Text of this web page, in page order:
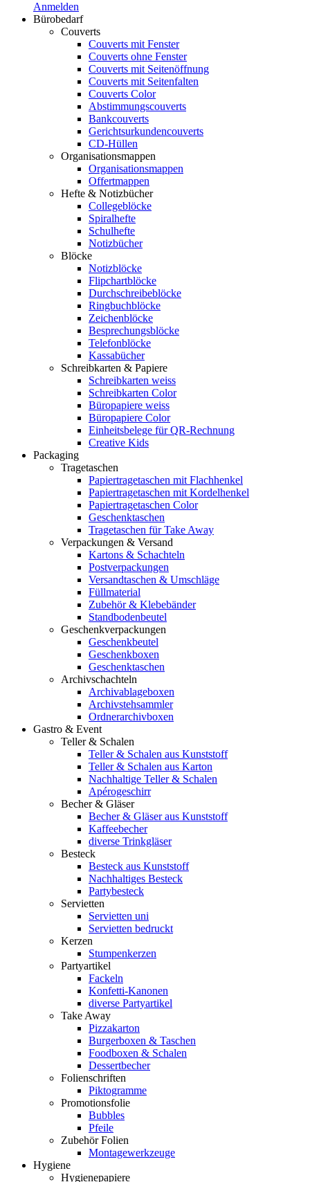
Anmelden
Bürobedarf
Couverts
Couverts mit Fenster
Couverts ohne Fenster
Couverts mit Seitenöffnung
Couverts mit Seitenfalten
Couverts Color
Abstimmungscouverts
Bankcouverts
Gerichtsurkundencouverts
CD-Hüllen
Organisationsmappen
Organisationsmappen
Offertmappen
Hefte & Notizbücher
Collegeblöcke
Spiralhefte
Schulhefte
Notizbücher
Blöcke
Notizblöcke
Flipchartblöcke
Durchschreibeblöcke
Ringbuchblöcke
Zeichenblöcke
Besprechungsblöcke
Telefonblöcke
Kassabücher
Schreibkarten & Papiere
Schreibkarten weiss
Schreibkarten Color
Büropapiere weiss
Büropapiere Color
Einheitsbelege für QR-Rechnung
Creative Kids
Packaging
Tragetaschen
Papiertragetaschen mit Flachhenkel
Papiertragetaschen mit Kordelhenkel
Papiertragetaschen Color
Geschenktaschen
Tragetaschen für Take Away
Verpackungen & Versand
Kartons & Schachteln
Postverpackungen
Versandtaschen & Umschläge
Füllmaterial
Zubehör & Klebebänder
Standbodenbeutel
Geschenkverpackungen
Geschenkbeutel
Geschenkboxen
Geschenktaschen
Archivschachteln
Archivablageboxen
Archivstehsammler
Ordnerarchivboxen
Gastro & Event
Teller & Schalen
Teller & Schalen aus Kunststoff
Teller & Schalen aus Karton
Nachhaltige Teller & Schalen
Apérogeschirr
Becher & Gläser
Becher & Gläser aus Kunststoff
Kaffeebecher
diverse Trinkgläser
Besteck
Besteck aus Kunststoff
Nachhaltiges Besteck
Partybesteck
Servietten
Servietten uni
Servietten bedruckt
Kerzen
Stumpenkerzen
Partyartikel
Fackeln
Konfetti-Kanonen
diverse Partyartikel
Take Away
Pizzakarton
Burgerboxen & Taschen
Foodboxen & Schalen
Dessertbecher
Folienschriften
Piktogramme
Promotionsfolie
Bubbles
Pfeile
Zubehör Folien
Montagewerkzeuge
Hygiene
Hygienepapiere